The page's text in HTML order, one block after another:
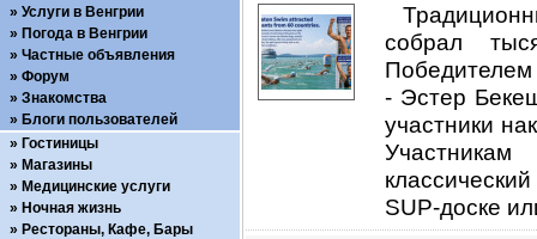
собрал
- Эстер
участники
SUP-доске
Услуги в Венгрии
Погода в Венгрии
Частные объявления
Форум
Знакомства
Блоги пользователей
Гостиницы
Магазины
Медицинские услуги
Ночная жизнь
Рестораны, Кафе, Бары